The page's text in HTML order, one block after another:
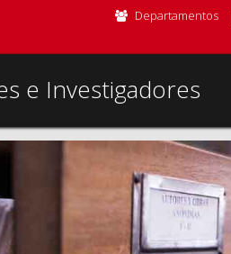
Departamentos
e Investigadores